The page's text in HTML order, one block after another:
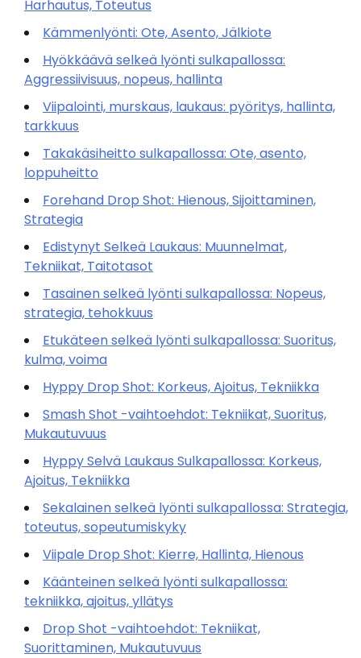
Harhautus, Toteutus
Kämmenlyönti: Ote, Asento, Jälkiote
Hyökkäävä selkeä lyönti sulkapallossa:
Aggressiivisuus, nopeus, hallinta
Viipalointi, murskaus, laukaus: pyöritys, hallinta,
tarkkuus
Takakäsiheitto sulkapallossa: Ote, asento,
loppuheitto
Forehand Drop Shot: Hienous, Sijoittaminen,
Strategia
Edistynyt Selkeä Laukaus: Muunnelmat,
Tekniikat, Taitotasot
Tasainen selkeä lyönti sulkapallossa: Nopeus,
strategia, tehokkuus
Etukäteen selkeä lyönti sulkapallossa: Suoritus,
kulma, voima
Hyppy Drop Shot: Korkeus, Ajoitus, Tekniikka
Smash Shot -vaihtoehdot: Tekniikat, Suoritus,
Mukautuvuus
Hyppy Selvä Laukaus Sulkapallossa: Korkeus,
Ajoitus, Tekniikka
Sekalainen selkeä lyönti sulkapallossa: Strategia,
toteutus, sopeutumiskyky
Viipale Drop Shot: Kierre, Hallinta, Hienous
Käänteinen selkeä lyönti sulkapallossa:
tekniikka, ajoitus, yllätys
Drop Shot -vaihtoehdot: Tekniikat,
Suorittaminen, Mukautuvuus